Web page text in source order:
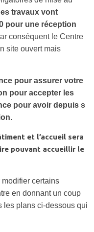
travaux vont
pour une réception
conséquent le Centre
site ouvert mais
pour assurer votre
pour accepter les
pour avoir depuis s
et l’accueil sera
pouvant accueillir le
certains
en donnant un coup
les plans ci-dessous qui